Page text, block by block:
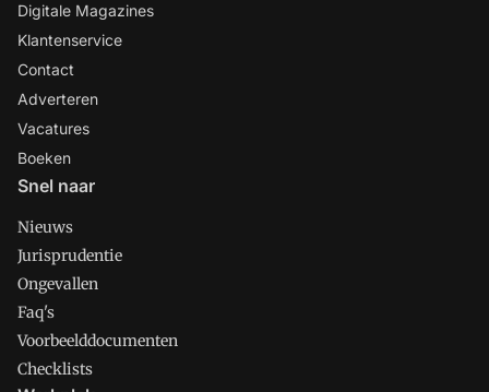
Digitale Magazines
Klantenservice
Contact
Adverteren
Vacatures
Boeken
Snel naar
Nieuws
Jurisprudentie
Ongevallen
Faq's
Voorbeelddocumenten
Checklists